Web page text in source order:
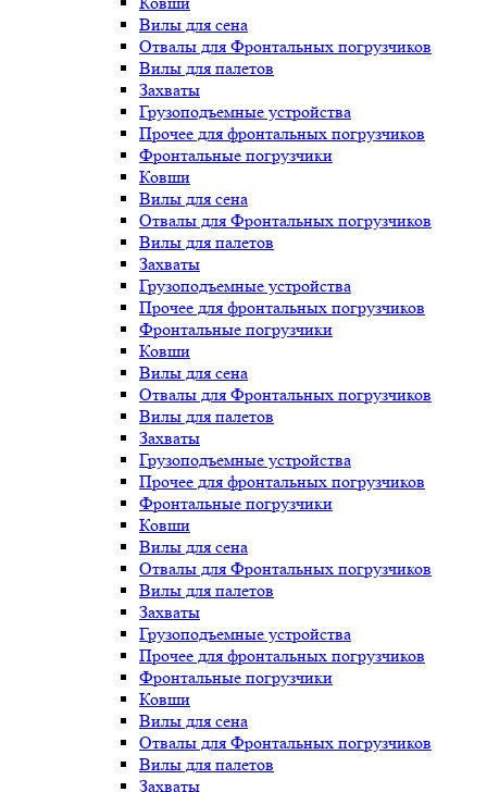
Вилы для сена
Отвалы для Фронтальных погрузчиков
Вилы для палетов
Захваты
Грузоподъемные устройства
Прочее для фронтальных погрузчиков
Фронтальные погрузчики
Ковши
Вилы для сена
Отвалы для Фронтальных погрузчиков
Вилы для палетов
Захваты
Грузоподъемные устройства
Прочее для фронтальных погрузчиков
Фронтальные погрузчики
Ковши
Вилы для сена
Отвалы для Фронтальных погрузчиков
Вилы для палетов
Захваты
Грузоподъемные устройства
Прочее для фронтальных погрузчиков
Фронтальные погрузчики
Ковши
Вилы для сена
Отвалы для Фронтальных погрузчиков
Вилы для палетов
Захваты
Грузоподъемные устройства
Прочее для фронтальных погрузчиков
Фронтальные погрузчики
Ковши
Вилы для сена
Отвалы для Фронтальных погрузчиков
Вилы для палетов
Захваты